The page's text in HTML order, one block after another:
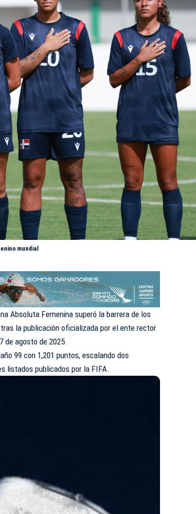
mundial
Absoluta Femenina superó la barrera de los
la publicación oficializada por el ente rector
de agosto de 2025.
99 con 1,201 puntos, escalando dos
listados publicados por la FIFA.